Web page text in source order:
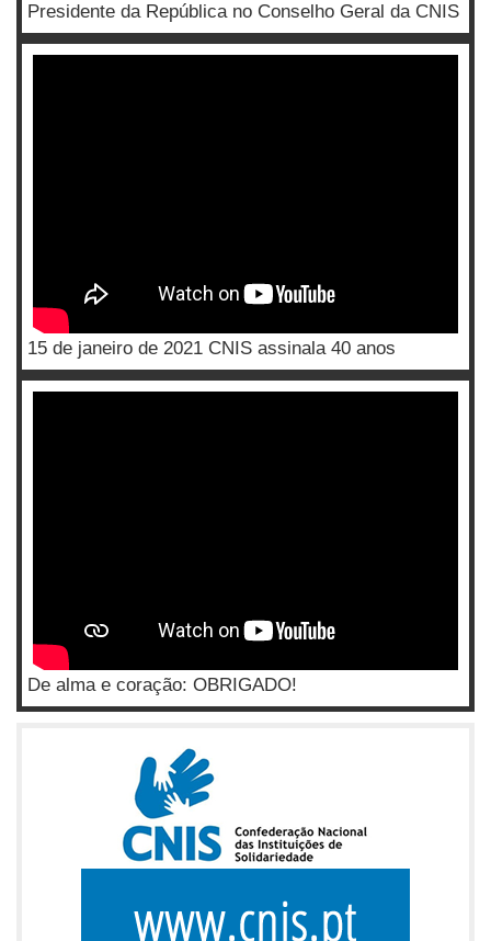
Presidente da República no Conselho Geral da CNIS
15 de janeiro de 2021 CNIS assinala 40 anos
De alma e coração: OBRIGADO!